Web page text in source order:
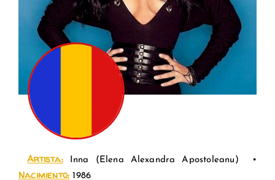
.Artista: Inna (Elena Alexandra Apostoleanu) •
Nacimiento: 1986